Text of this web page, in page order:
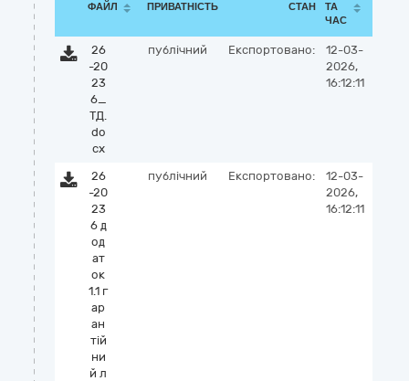
ФАЙЛ ПРИВАТНІСТЬ СТАН
ТА
ЧАС
26
-20
23
6_
ТД.
do
cx
публічний Експортовано:
12-03-
2026,
16:12:11
26
-20
23
6 д
од
ат
ок
1.1 г
ар
ан
тій
ни
й л
публічний Експортовано:
12-03-
2026,
16:12:11